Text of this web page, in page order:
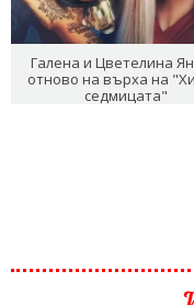
Галена и Цветелина
отново на върха на
седмицата"